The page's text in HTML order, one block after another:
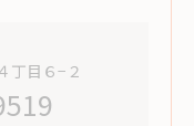
丁目６−２